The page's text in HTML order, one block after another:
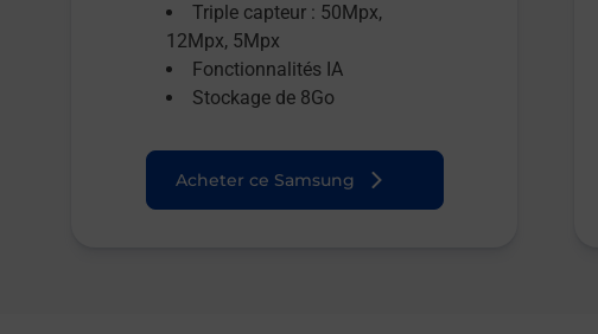
Triple capteur : 50Mpx,
12Mpx, 5Mpx
Fonctionnalités IA
Stockage de 8Go
Acheter ce Samsung